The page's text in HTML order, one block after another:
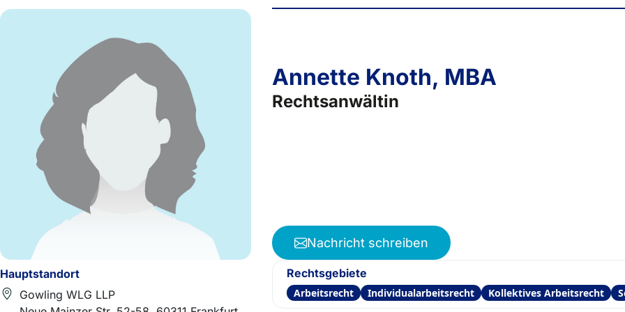
Hauptstandort
Gowling WLG LLP
Annette Knoth, MBA
Rechtsanwältin
Nachricht schreiben
Rechtsgebiete
Arbeitsrecht Individualarbeitsrecht Kollektives Arbeitsrecht